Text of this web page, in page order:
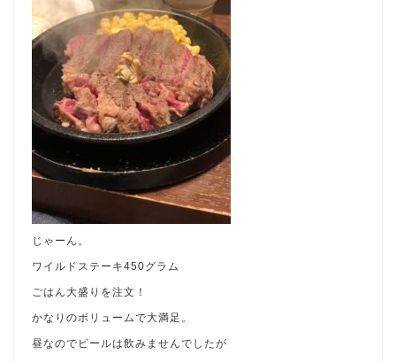
じゃーん。
ワイルドステーキ450グラム
ごはん大盛りを注文！
かなりのボリュームで大満足。
昼なのでビールは飲みませんでしたが